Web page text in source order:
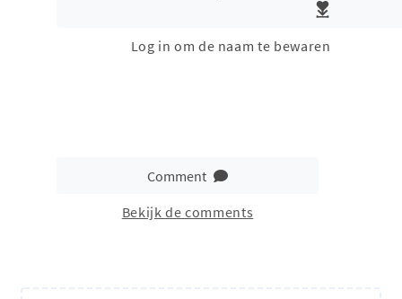
Log in om de naam te bewaren
Comment
Bekijk de comments